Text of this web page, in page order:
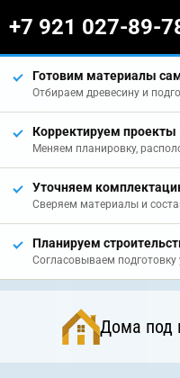
+7 921 027-89-
Готовим материалы
Отбираем древесину и
Корректируем проекты
Меняем планировку,
Уточняем
Сверяем материалы и
Планируем
Согласовываем подготовку
Дома под